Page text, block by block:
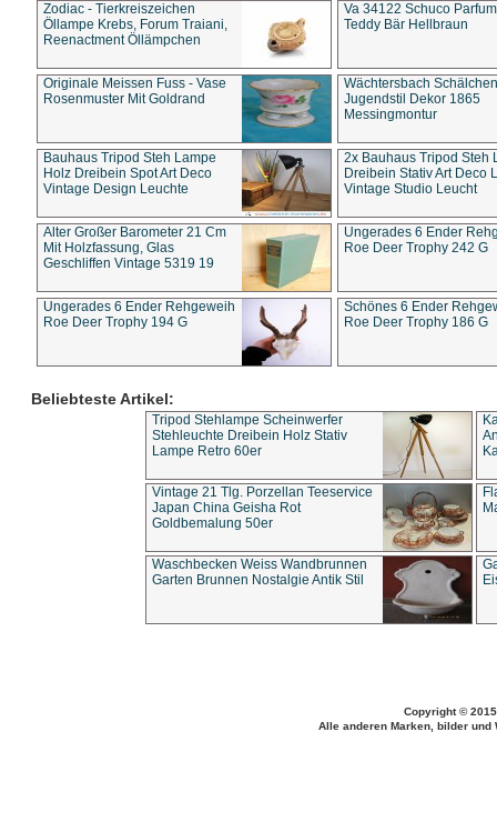
Zodiac - Tierkreiszeichen
Öllampe Krebs, Forum Traiani,
Reenactment Öllämpchen
Va 34122 Schuco
Teddy Bär Hellbraun
Originale Meissen Fuss - Vase
Rosenmuster Mit Goldrand
Wächtersbach Schälchen
Jugendstil Dekor 1865
Messingmontur
Bauhaus Tripod Steh Lampe
Holz Dreibein Spot Art Deco
Vintage Design Leuchte
2x Bauhaus Tripod Steh
Dreibein Stativ Art Deco
Vintage Studio Leucht
Alter Großer Barometer 21 Cm
Mit Holzfassung, Glas
Geschliffen Vintage 5319 19
Ungerades 6 Ender
Roe Deer Trophy 242 G
Ungerades 6 Ender Rehgeweih
Roe Deer Trophy 194 G
Schönes 6 Ender
Roe Deer Trophy 186 G
Beliebteste Artikel:
Tripod Stehlampe Scheinwerfer
Stehleuchte Dreibein Holz Stativ
Lampe Retro 60er
Vintage 21 Tlg. Porzellan Teeservice
Japan China Geisha Rot
Goldbemalung 50er
Waschbecken Weiss Wandbrunnen
Garten Brunnen Nostalgie Antik Stil
Copyright ©
Alle anderen Marken, bilder und